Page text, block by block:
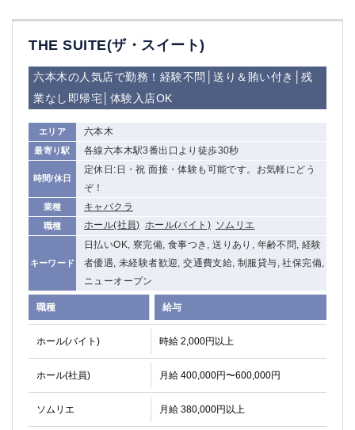
THE SUITE(ザ・スイート)
六本木の人気店で勤務！経験不問│送り＆賄い付き│残
業なし即帰宅│体験入店OK
エリア 六本木
最寄り駅 各線六本木駅3番出口より徒歩30秒
時間/休日
定休日:日・祝 面接・体験も可能です。お気軽にどう
ぞ！
業種 キャバクラ
職種 ホール(社員) ホール(バイト) ソムリエ
キーワード
日払いOK, 寮完備, 食事つき, 送りあり, 年齢不問, 経験
者優遇, 未経験者歓迎, 交通費支給, 制服貸与, 社保完備,
ニューオープン
職種 給与
ホール(バイト) 時給 2,000円以上
ホール(社員) 月給 400,000円〜600,000円
ソムリエ 月給 380,000円以上